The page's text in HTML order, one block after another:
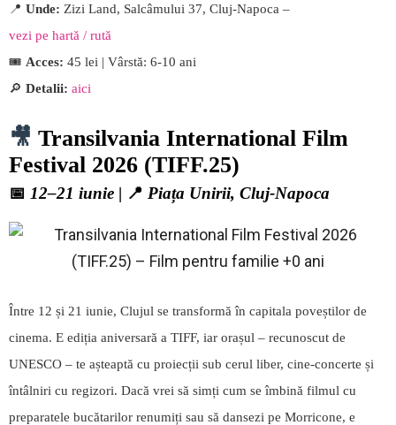
📍 Unde: Zizi Land, Salcâmului 37, Cluj-Napoca –
vezi pe hartă / rută
🎟️ Acces: 45 lei | Vârstă: 6-10 ani
🔎 Detalii: aici
🎥 Transilvania International Film
Festival 2026 (TIFF.25)
📅 12–21 iunie | 📍 Piața Unirii, Cluj-Napoca
Între 12 și 21 iunie, Clujul se transformă în capitala poveștilor de
cinema. E ediția aniversară a TIFF, iar orașul – recunoscut de
UNESCO – te așteaptă cu proiecții sub cerul liber, cine-concerte și
întâlniri cu regizori. Dacă vrei să simți cum se îmbină filmul cu
preparatele bucătarilor renumiți sau să dansezi pe Morricone, e